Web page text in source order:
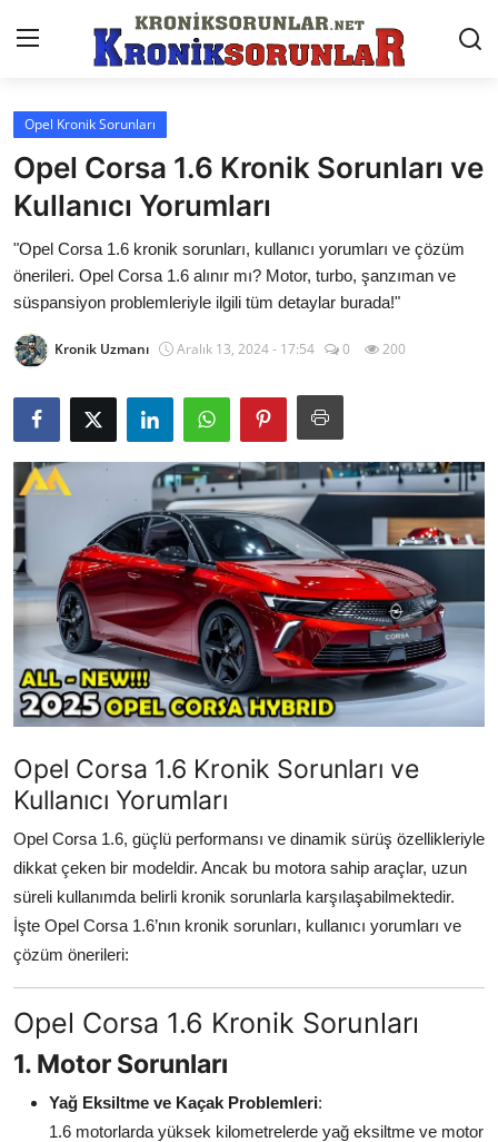
Anasayfa
Markalar
İletişim
Trafik & Cezalar
Sigorta & Kasko
Muayene & Ruhsat
Sorgulamalar
İkinci El & Alım-Satım
Bakım & Arıza Çözümleri
Elektrikli & Hibrit
Kiralama & Filo
Sürüş & Güvenlik
Lastik & Jant
Yağlar & Sıvılar
LPG & Yakıt
Elektrik & Akü
Aydınlatma & Görüş
Şanzıman & Aktarma
Dizel Sistemler
Opel Kronik Sorunları
Opel Corsa 1.6 Kronik Sorunları ve
Kullanıcı Yorumları
"Opel Corsa 1.6 kronik sorunları, kullanıcı yorumları ve çözüm
önerileri. Opel Corsa 1.6 alınır mı? Motor, turbo, şanzıman ve
süspansiyon problemleriyle ilgili tüm detaylar burada!"
Kronik Uzmanı Aralık 13, 2024 - 17:54 0 200
Opel Corsa 1.6 Kronik Sorunları ve
Kullanıcı Yorumları
Opel Corsa 1.6, güçlü performansı ve dinamik sürüş özellikleriyle
dikkat çeken bir modeldir. Ancak bu motora sahip araçlar, uzun
süreli kullanımda belirli kronik sorunlarla karşılaşabilmektedir.
İşte Opel Corsa 1.6’nın kronik sorunları, kullanıcı yorumları ve
çözüm önerileri:
Opel Corsa 1.6 Kronik Sorunları
1. Motor Sorunları
Yağ Eksiltme ve Kaçak Problemleri:
1.6 motorlarda yüksek kilometrelerde yağ eksiltme ve motor